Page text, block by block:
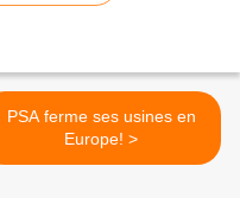
PSA ferme ses usines en
Europe! >